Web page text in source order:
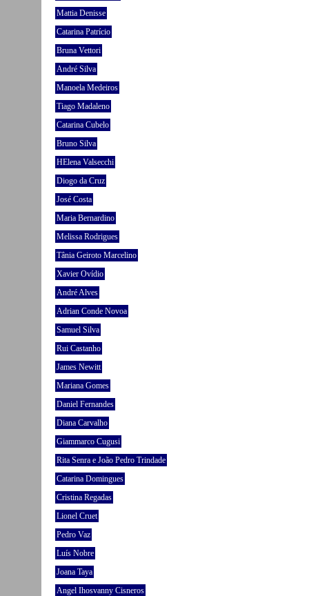
Mattia Denisse
Catarina Patrício
Bruna Vettori
André Silva
Manoela Medeiros
Tiago Madaleno
Catarina Cubelo
Bruno Silva
HElena Valsecchi
Diogo da Cruz
José Costa
Maria Bernardino
Melissa Rodrigues
Tânia Geiroto Marcelino
Xavier Ovídio
André Alves
Adrian Conde Novoa
Samuel Silva
Rui Castanho
James Newitt
Mariana Gomes
Daniel Fernandes
Diana Carvalho
Giammarco Cugusi
Rita Senra e João Pedro Trindade
Catarina Domingues
Cristina Regadas
Lionel Cruet
Pedro Vaz
Luís Nobre
Joana Taya
Angel Ihosvanny Cisneros